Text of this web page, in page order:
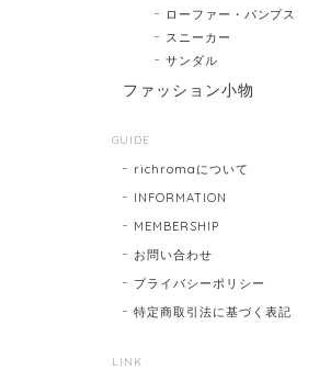
ローファー・パンプス
スニーカー
サンダル
ファッション小物
GUIDE
richromaについて
INFORMATION
MEMBERSHIP
お問い合わせ
プライバシーポリシー
特定商取引法に基づく表記
LINK